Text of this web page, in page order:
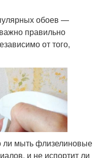
обоев —
правильно
от того,
ли мыть флизелиновые
и не испортит ли